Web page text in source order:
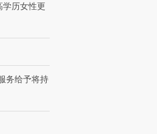
种
【商旅对话】华住集团
CFO：不靠规模取胜，华
学历女性更
务给予将持